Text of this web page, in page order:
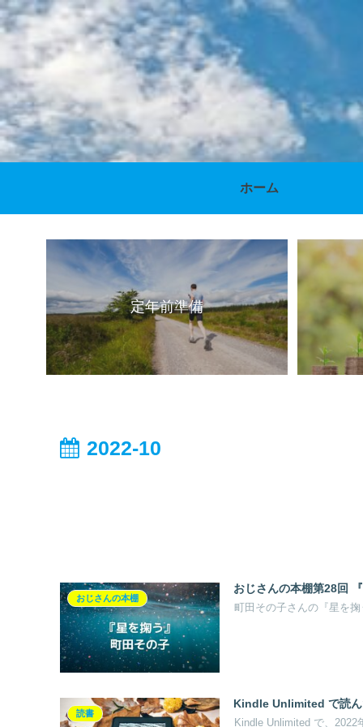
ホーム
定年前準備
2022-10
おじさんの本棚
おじさんの本棚第28回
町田その子さんの『星を
読書
Kindle Unlimited で読ん
Kindle Unlimited で、2022